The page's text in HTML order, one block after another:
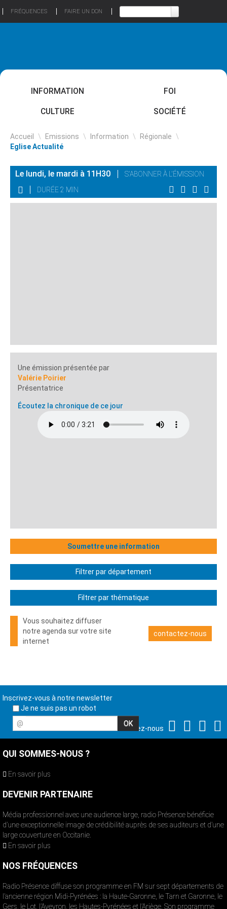
FRÉQUENCES FAIRE UN DON
INFORMATION FOI
CULTURE SOCIÉTÉ
Accueil \ Emissions \ Information \ Régionale \
Eglise Actualité
Le lundi, le mardi à 11H30
S'ABONNER À L'ÉMISSION
DURÉE 2 MIN
Une émission présentée par
Valérie Poirier
Présentatrice
Écoutez la chronique de ce jour
Soumettre une information
Filtrer par département
Filtrer par thématique
Vous souhaitez diffuser
notre agenda sur votre site
internet
contactez-nous
Inscrivez-vous à notre newsletter
Je ne suis pas un robot
@
Suivez-nous
QUI SOMMES-NOUS ?
En savoir plus
DEVENIR PARTENAIRE
Média professionnel avec une audience large, radio Présence bénéficie
d’une exceptionnelle image de crédibilité auprès de ses auditeurs et d’une
large couverture en Occitanie.
En savoir plus
NOS FRÉQUENCES
Radio Présence diffuse son programme en FM sur sept départements de
l’ancienne région Midi-Pyrénées : la Haute-Garonne, le Tarn et Garonne, le
Gers, le Lot, l’Aveyron, les Hautes-Pyrénées et l’Ariège. Son programme